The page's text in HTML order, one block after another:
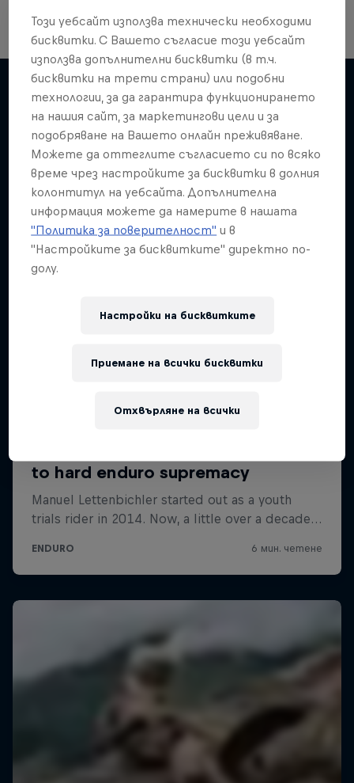
Подобни
Този уебсайт използва технически необходими
бисквитки. С Вашето съгласие този уебсайт
използва допълнителни бисквитки (в т.ч.
бисквитки на трети страни) или подобни
технологии, за да гарантира функционирането
на нашия сайт, за маркетингови цели и за
подобряване на Вашето онлайн преживяване.
Можете да оттеглите съгласието си по всяко
време чрез настройките за бисквитки в долния
колонтитул на уебсайта. Допълнителна
информация можете да намерите в нашата
"Политика за поверителност" и в
"Настройките за бисквитките" директно по-
долу.
Настройки на бисквитките
Отхвърляне на всички
Приемане на всички бисквитки